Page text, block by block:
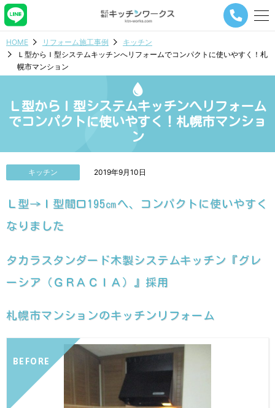
メ
ー
ビ
シ
ョ
タ
HOME リフォーム施工事例
キッチン
Ｌ型からＩ型システムキッチンへリフォームでコンパクトに使いやすく！札
幌市マンション
Ｌ型からＩ型システムキッチンへリフォーム
でコンパクトに使いやすく！札幌市マンショ
ン
キッチン 2019年9月10日
Ｌ型→Ｉ型間口195㎝へ、コンパクトに使いやすく
なりました
タカラスタンダード木製システムキッチン『グレ
ーシア（ＧＲＡＣＩＡ）』採用
札幌市マンションのキッチンリフォーム
BEFORE